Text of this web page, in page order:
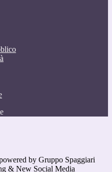
by Gruppo Spaggiari
& New Social Media